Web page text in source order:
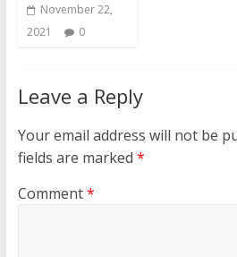
November 22,
2021
0
Leave a Reply
Your email address will not be
fields are marked *
Comment*